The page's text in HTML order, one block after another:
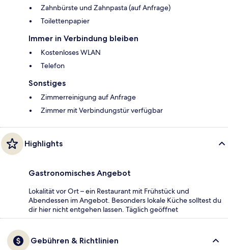
Zahnbürste und Zahnpasta (auf Anfrage)
Toilettenpapier
Immer in Verbindung bleiben
Kostenloses WLAN
Telefon
Sonstiges
Zimmerreinigung auf Anfrage
Zimmer mit Verbindungstür verfügbar
Highlights
Gastronomisches Angebot
Lokalität vor Ort – ein Restaurant mit Frühstück und
Abendessen im Angebot. Besonders lokale Küche solltest du
dir hier nicht entgehen lassen. Täglich geöffnet
Gebühren & Richtlinien